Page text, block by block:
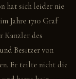
hat sich leider nie
Jahre 1710 Graf
Kanzler des
Besitzer von
Er teilte nicht die